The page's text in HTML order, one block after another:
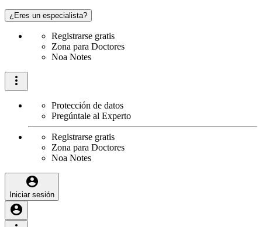
¿Eres un especialista?
Registrarse gratis
Zona para Doctores
Noa Notes
Protección de datos
Pregúntale al Experto
Registrarse gratis
Zona para Doctores
Noa Notes
Iniciar sesión